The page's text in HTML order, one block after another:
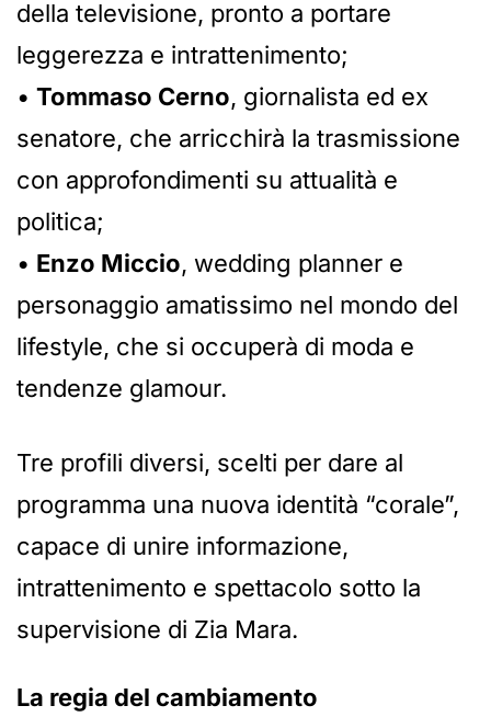
della televisione, pronto a portare
leggerezza e intrattenimento;
• Tommaso Cerno, giornalista ed ex
senatore, che arricchirà la trasmissione
con approfondimenti su attualità e
politica;
• Enzo Miccio, wedding planner e
personaggio amatissimo nel mondo del
lifestyle, che si occuperà di moda e
tendenze glamour.
Tre profili diversi, scelti per dare al
programma una nuova identità “corale”,
capace di unire informazione,
intrattenimento e spettacolo sotto la
supervisione di Zia Mara.
La regia del cambiamento